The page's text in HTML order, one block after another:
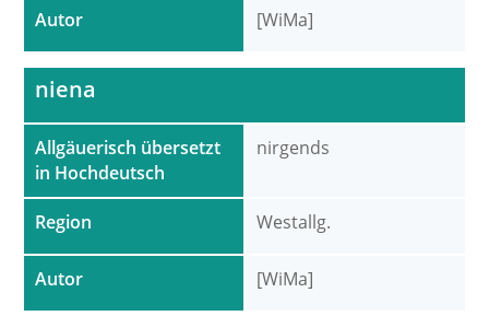
Autor [WiMa]
Allgäuerisch übersetzt
in Hochdeutsch
Region
Autor
niena
nirgends
Westallg.
[WiMa]